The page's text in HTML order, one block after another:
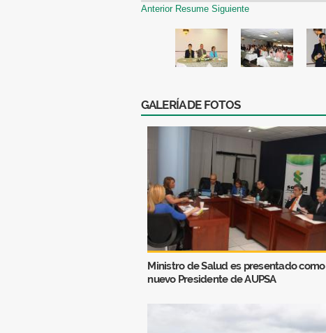
Anterior Resume Siguiente
GALERÍA DE FOTOS
Ministro de Salud es presentado como
nuevo Presidente de AUPSA